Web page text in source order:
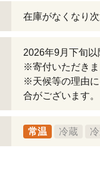
在庫がなくなり
2026年9月下旬以
※寄付いただきま
※天候等の理由
合がございます。
常温 冷蔵